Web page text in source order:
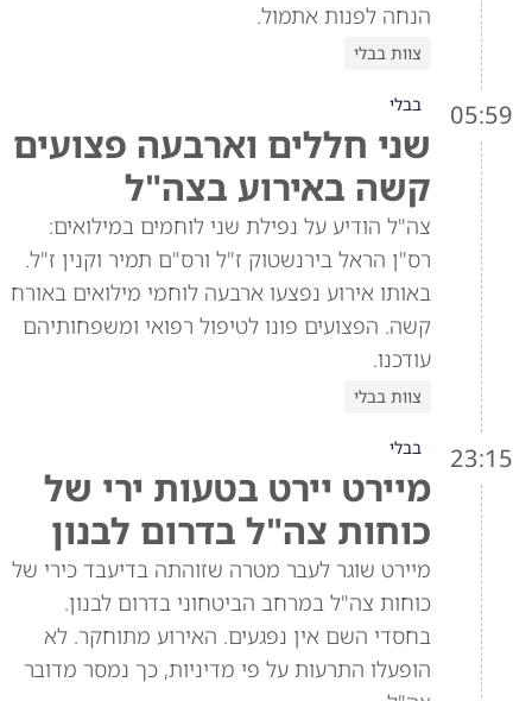
הנחה לפנות אתמול.
צוות בבלי
05:59 בבלי
שני חללים וארבעה פצועים
קשה באירוע בצה"ל
צה"ל הודיע על נפילת שני לוחמים במילואים:
רס"ן הראל בירנשטוק ז"ל ורס"ם תמיר וקנין ז"ל.
באותו אירוע נפצעו ארבעה לוחמי מילואים באורח
קשה. הפצועים פונו לטיפול רפואי ומשפחותיהם
עודכנו.
צוות בבלי
23:15 בבלי
מיירט יירט בטעות ירי של
כוחות צה"ל בדרום לבנון
מיירט שוגר לעבר מטרה שזוהתה בדיעבד כירי של
כוחות צה"ל במרחב הביטחוני בדרום לבנון.
בחסדי השם אין נפגעים. האירוע מתוחקר. לא
הופעלו התרעות על פי מדיניות, כך נמסר מדובר